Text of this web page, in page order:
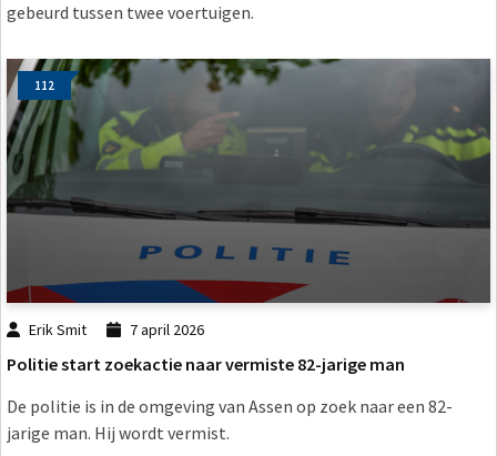
gebeurd tussen twee voertuigen.
112
Erik Smit 7 april 2026
Politie start zoekactie naar vermiste 82-jarige man
De politie is in de omgeving van Assen op zoek naar een 82-
jarige man. Hij wordt vermist.